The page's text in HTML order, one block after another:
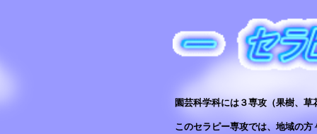
園芸科学科には３専攻（果樹、
このセラピー専攻では、地域の